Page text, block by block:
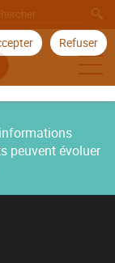
Refuser
peuvent évoluer